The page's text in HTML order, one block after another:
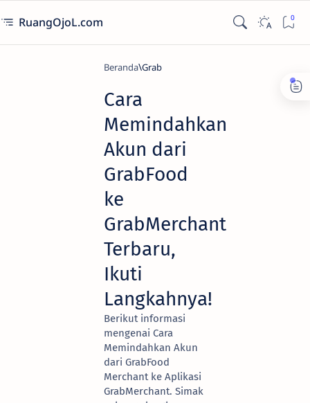
RuangOjoL.com
Beranda Grab
Cara
Memindahkan
Akun dari
GrabFood
ke
GrabMerchant
Terbaru,
Ikuti
Langkahnya!
Berikut informasi
mengenai Cara
Memindahkan Akun
dari GrabFood
Merchant ke Aplikasi
GrabMerchant. Simak